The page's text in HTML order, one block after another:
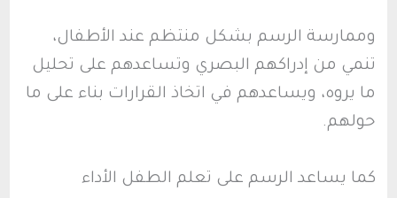
وممارسة الرسم بشكل منتظم عند الأطفال،
تنمي من إدراكهم البصري وتساعدهم على تحليل
ما يروه، ويساعدهم في اتخاذ القرارات بناء على ما
حولهم.
كما يساعد الرسم على تعلم الطفل الأداء